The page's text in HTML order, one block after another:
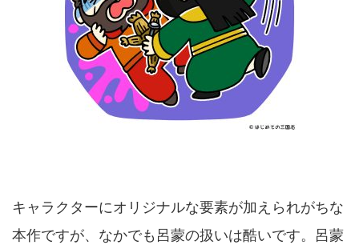
キャラクターにオリジナルな要素が加えられがちな
本作ですが、なかでも呂蒙の扱いは酷いです。呂蒙